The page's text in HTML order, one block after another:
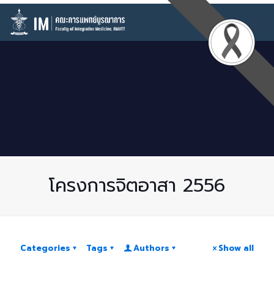
โครงการจิตอาสา 2556
Categories Tags Authors Show all